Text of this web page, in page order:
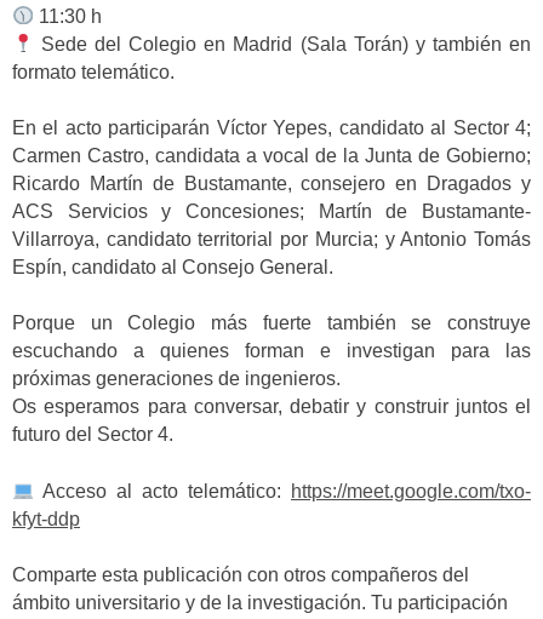
11:30 h
Sede del Colegio en Madrid (Sala Torán) y también en
formato telemático.
En el acto participarán Víctor Yepes, candidato al Sector 4;
Carmen Castro, candidata a vocal de la Junta de Gobierno;
Ricardo Martín de Bustamante, consejero en Dragados y
ACS Servicios y Concesiones; Martín de Bustamante-
Villarroya, candidato territorial por Murcia; y Antonio Tomás
Espín, candidato al Consejo General.
Porque un Colegio más fuerte también se construye
escuchando a quienes forman e investigan para las
próximas generaciones de ingenieros.
Os esperamos para conversar, debatir y construir juntos el
futuro del Sector 4.
Acceso al acto telemático:
https://meet.google.com/txo-
kfyt-ddp
Comparte esta publicación con otros compañeros del
ámbito universitario y de la investigación. Tu participación